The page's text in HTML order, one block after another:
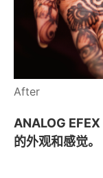
After
ANALOG
的外观和感觉。